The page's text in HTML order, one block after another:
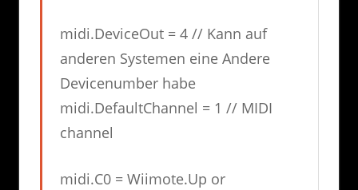
midi.DeviceOut = 4 // Kann auf
anderen Systemen eine Andere
Devicenumber habe
midi.DefaultChannel = 1 // MIDI
channel
midi.C0 = Wiimote.Up or